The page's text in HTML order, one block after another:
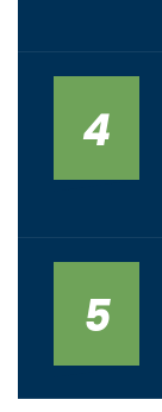
4
5